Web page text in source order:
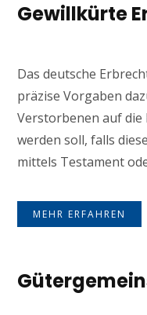
Gewillkürte
Das deutsche
präzise Vorgaben
Verstorbenen auf
werden soll, falls
mittels Testament
MEHR ERFAHREN